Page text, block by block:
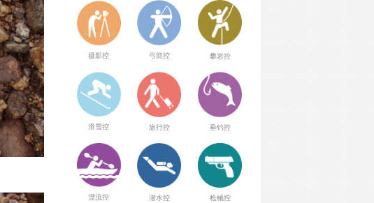
摄影控 弓箭控 攀岩控
滑雪控 旅行控 垂钓控
漂流控 潜水控 枪械控